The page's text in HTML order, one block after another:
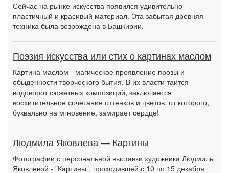
Сейчас на рынке искусства появился удивительно
пластичный и красивый материал. Эта забытая древняя
техника была возрождена в Башкирии.
Поэзия искусства или стих о картинах маслом
Картина маслом - магическое проявление прозы и
обыденности творческого бытия. В их власти таится
водоворот сюжетных композиций, заключается
восхитительное сочетание оттенков и цветов, от которого,
буквально на мгновение, замирает сердце!
Людмила Яковлева — Картины
Фотографии с персональной выставки художника Людмилы
Яковлевой - "Картины", проходившей с 10 по 15 декабря